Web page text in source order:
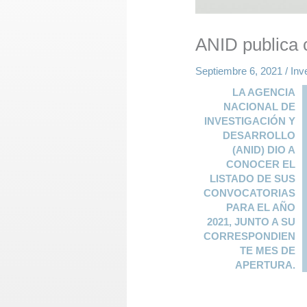
ANID publica
Septiembre 6, 2021 /
LA AGENCIA
NACIONAL DE
INVESTIGACIÓN Y
DESARROLLO
(ANID) DIO A
CONOCER EL
LISTADO DE SUS
CONVOCATORIAS
PARA EL AÑO
2021, JUNTO A SU
CORRESPONDIEN
TE MES DE
APERTURA.